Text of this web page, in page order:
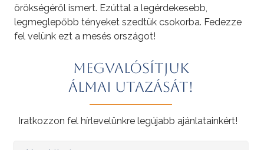
örökségéről ismert. Ezúttal a legérdekesebb,
legmeglepőbb tényeket szedtük csokorba. Fedezze
fel velünk ezt a mesés országot!
Megvalósítjuk
álmai utazását!
Iratkozzon fel hírlevelünkre legújabb ajánlatainkért!